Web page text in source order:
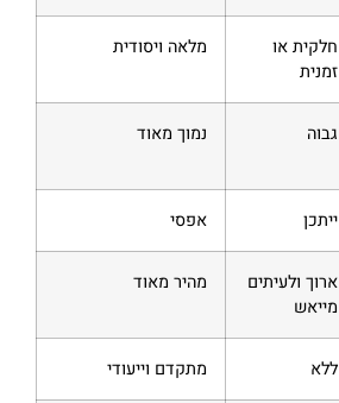
חלקית או
זמנית
מלאה ויסודית
גבוה נמוך מאוד
ייתכן אפסי
ארוך ולעיתים
מייאש
מהיר מאוד
ללא מתקדם וייעודי